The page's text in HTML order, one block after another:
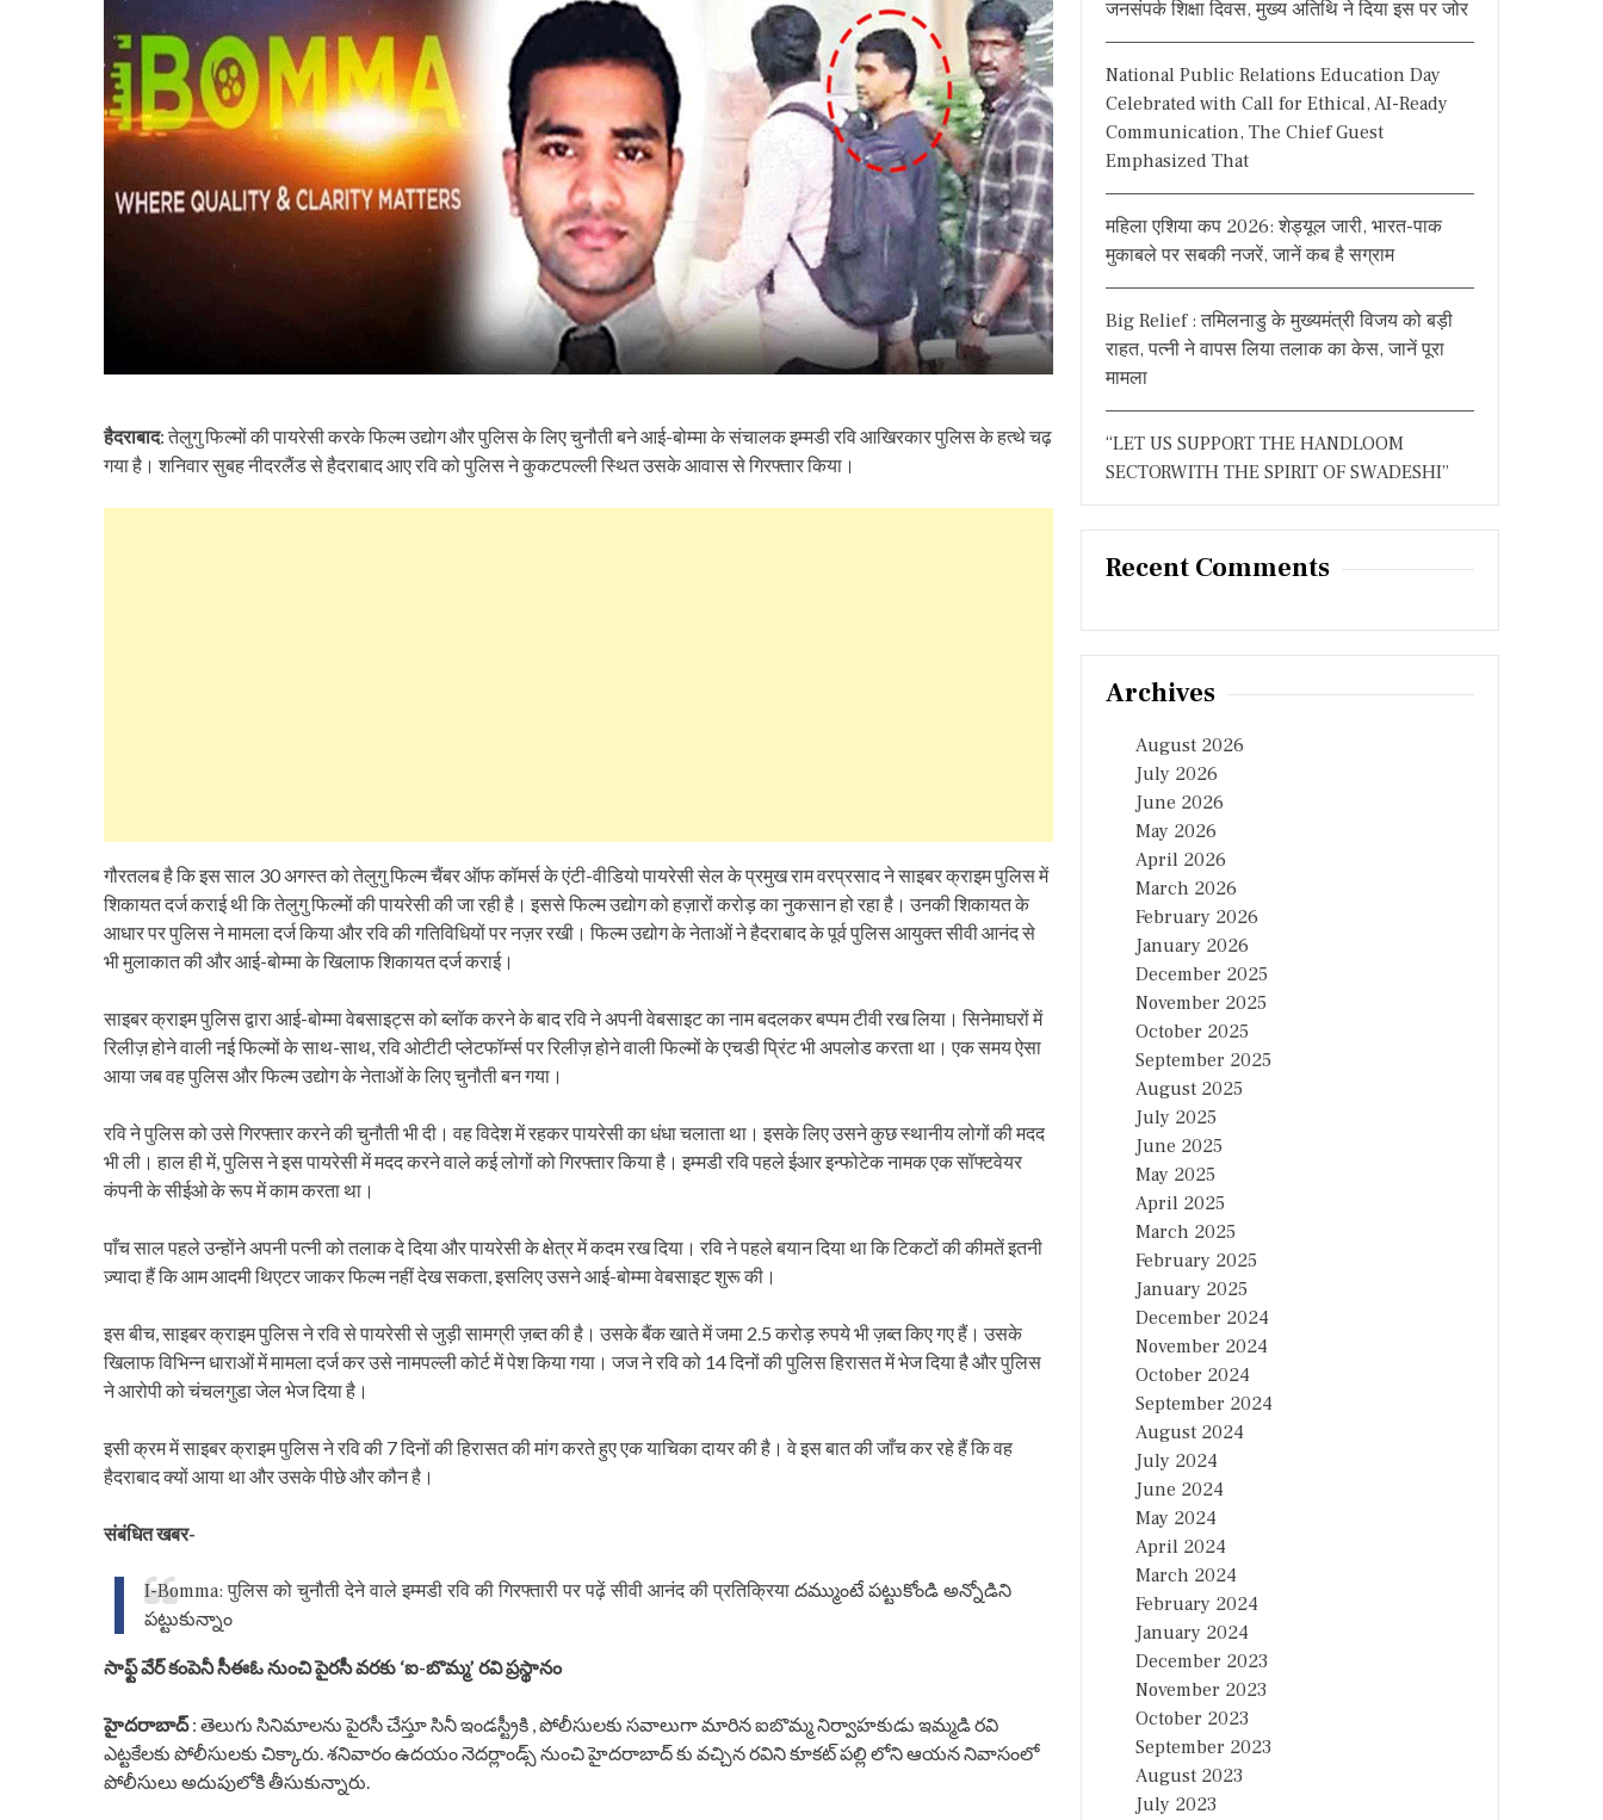
हैदराबाद: तेलुगु फिल्मों की पायरेसी करके फिल्म उद्योग और पुलिस के लिए चुनौती बने आई-बोम्मा के संचालक इम्मडी रवि आखिरकार पुलिस के हत्थे चढ़
गया है। शनिवार सुबह नीदरलैंड से हैदराबाद आए रवि को पुलिस ने कुकटपल्ली स्थित उसके आवास से गिरफ्तार किया।
गौरतलब है कि इस साल 30 अगस्त को तेलुगु फिल्म चैंबर ऑफ कॉमर्स के एंटी-वीडियो पायरेसी सेल के प्रमुख राम वरप्रसाद ने साइबर क्राइम पुलिस में
शिकायत दर्ज कराई थी कि तेलुगु फिल्मों की पायरेसी की जा रही है। इससे फिल्म उद्योग को हज़ारों करोड़ का नुकसान हो रहा है। उनकी शिकायत के
आधार पर पुलिस ने मामला दर्ज किया और रवि की गतिविधियों पर नज़र रखी। फिल्म उद्योग के नेताओं ने हैदराबाद के पूर्व पुलिस आयुक्त सीवी आनंद से
भी मुलाकात की और आई-बोम्मा के खिलाफ शिकायत दर्ज कराई।
साइबर क्राइम पुलिस द्वारा आई-बोम्मा वेबसाइट्स को ब्लॉक करने के बाद रवि ने अपनी वेबसाइट का नाम बदलकर बप्पम टीवी रख लिया। सिनेमाघरों में
रिलीज़ होने वाली नई फिल्मों के साथ-साथ, रवि ओटीटी प्लेटफॉर्म्स पर रिलीज़ होने वाली फिल्मों के एचडी प्रिंट भी अपलोड करता था। एक समय ऐसा
आया जब वह पुलिस और फिल्म उद्योग के नेताओं के लिए चुनौती बन गया।
रवि ने पुलिस को उसे गिरफ्तार करने की चुनौती भी दी। वह विदेश में रहकर पायरेसी का धंधा चलाता था। इसके लिए उसने कुछ स्थानीय लोगों की मदद
भी ली। हाल ही में, पुलिस ने इस पायरेसी में मदद करने वाले कई लोगों को गिरफ्तार किया है। इम्मडी रवि पहले ईआर इन्फोटेक नामक एक सॉफ्टवेयर
कंपनी के सीईओ के रूप में काम करता था।
पाँच साल पहले उन्होंने अपनी पत्नी को तलाक दे दिया और पायरेसी के क्षेत्र में कदम रख दिया। रवि ने पहले बयान दिया था कि टिकटों की कीमतें इतनी
ज़्यादा हैं कि आम आदमी थिएटर जाकर फिल्म नहीं देख सकता, इसलिए उसने आई-बोम्मा वेबसाइट शुरू की।
इस बीच, साइबर क्राइम पुलिस ने रवि से पायरेसी से जुड़ी सामग्री ज़ब्त की है। उसके बैंक खाते में जमा 2.5 करोड़ रुपये भी ज़ब्त किए गए हैं। उसके
खिलाफ विभिन्न धाराओं में मामला दर्ज कर उसे नामपल्ली कोर्ट में पेश किया गया। जज ने रवि को 14 दिनों की पुलिस हिरासत में भेज दिया है और पुलिस
ने आरोपी को चंचलगुडा जेल भेज दिया है।
इसी क्रम में साइबर क्राइम पुलिस ने रवि की 7 दिनों की हिरासत की मांग करते हुए एक याचिका दायर की है। वे इस बात की जाँच कर रहे हैं कि वह
हैदराबाद क्यों आया था और उसके पीछे और कौन है।
संबंधित खबर-
I-Bomma: पुलिस को चुनौती देने वाले इम्मडी रवि की गिरफ्तारी पर पढ़ें सीवी आनंद की प्रतिक्रिया దమ్ముంటే పట్టుకోండి అన్నోడిని
పట్టుకున్నాం
సాఫ్ట్ వేర్ కంపెనీ సీఈఓ నుంచి పైరసీ వరకు ‘ఐ-బొమ్మ’ రవి ప్రస్థానం
హైదరాబాద్: తెలుగు సినిమాలను పైరసీ చేస్తూ సినీ ఇండస్ట్రీకి , పోలీసులకు సవాలుగా మారిన ఐబొమ్మ నిర్వాహకుడు ఇమ్మడి రవి
ఎట్టకేలకు పోలీసులకు చిక్కారు. శనివారం ఉదయం నెదర్లాండ్స్ నుంచి హైదరాబాద్ కు వచ్చిన రవిని కూకట్ పల్లి లోని ఆయన నివాసంలో
పోలీసులు అదుపులోకి తీసుకున్నారు.
जनसंपर्क शिक्षा दिवस, मुख्य अतिथि ने दिया इस पर जोर
National Public Relations Education Day
Celebrated with Call for Ethical, AI-Ready
Communication, The Chief Guest
Emphasized That
महिला एशिया कप 2026: शेड्यूल जारी, भारत-पाक
मुकाबले पर सबकी नजरें, जानें कब है सग्राम
Big Relief : तमिलनाडु के मुख्यमंत्री विजय को बड़ी
राहत, पत्नी ने वापस लिया तलाक का केस, जानें पूरा
मामला
“LET US SUPPORT THE HANDLOOM
SECTORWITH THE SPIRIT OF SWADESHI”
Recent Comments
Archives
August 2026
July 2026
June 2026
May 2026
April 2026
March 2026
February 2026
January 2026
December 2025
November 2025
October 2025
September 2025
August 2025
July 2025
June 2025
May 2025
April 2025
March 2025
February 2025
January 2025
December 2024
November 2024
October 2024
September 2024
August 2024
July 2024
June 2024
May 2024
April 2024
March 2024
February 2024
January 2024
December 2023
November 2023
October 2023
September 2023
August 2023
July 2023